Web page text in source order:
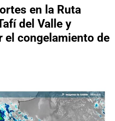
en la Ruta
del Valle y
el congelamiento de